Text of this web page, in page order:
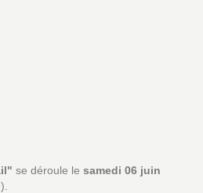
se déroule le samedi 06 juin